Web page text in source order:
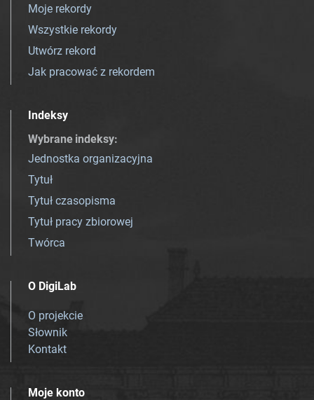
Moje rekordy
Wszystkie rekordy
Utwórz rekord
Jak pracować z rekordem
Indeksy
Wybrane indeksy:
Jednostka organizacyjna
Tytuł
Tytuł czasopisma
Tytuł pracy zbiorowej
Twórca
O DigiLab
O projekcie
Słownik
Kontakt
Moje konto